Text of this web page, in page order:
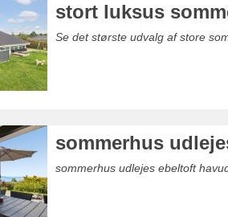
stort luksus
Se det største udvalg af store
sommerhus
sommerhus udlejes ebeltoft